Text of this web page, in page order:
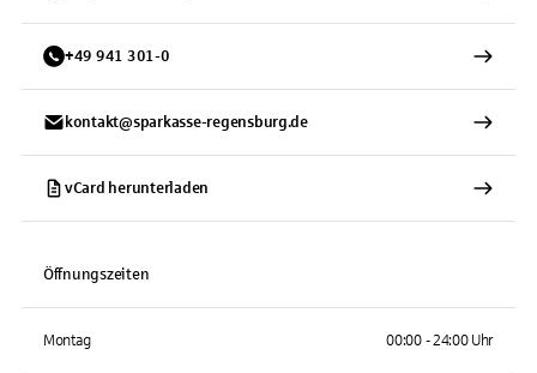
+49 941 301-0
kontakt@sparkasse-regensburg.de
vCard herunterladen
Öffnungszeiten
Montag 00:00 - 24:00 Uhr